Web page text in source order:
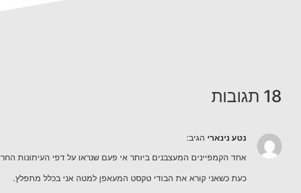
18 תגובות
נטע נינארי הגיב:
אחד הקמפיינים המעצבנים ביותר אי פעם שנראו על דפי העיתונות
כעת כשאני קורא את הבודי טקסט המעאפן למטה אני בכלל מתפלץ.